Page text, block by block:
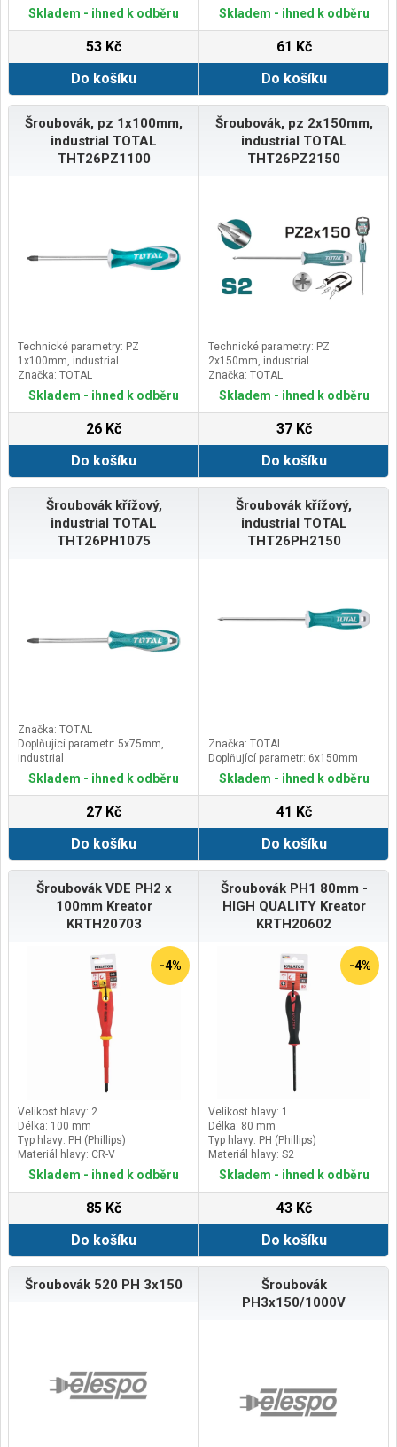
Skladem - ihned k odběru
53 Kč
Do košíku
Skladem - ihned k odběru
61 Kč
Do košíku
Šroubovák, pz 1x100mm,
industrial TOTAL
THT26PZ1100
Technické parametry: PZ
1x100mm, industrial
Značka: TOTAL
Skladem - ihned k odběru
26 Kč
Do košíku
Šroubovák, pz 2x150mm,
industrial TOTAL
THT26PZ2150
Technické parametry: PZ
2x150mm, industrial
Značka: TOTAL
Skladem - ihned k odběru
37 Kč
Do košíku
Šroubovák křížový,
industrial TOTAL
THT26PH1075
Značka: TOTAL
Doplňující parametr: 5x75mm,
industrial
Skladem - ihned k odběru
27 Kč
Do košíku
Šroubovák křížový,
industrial TOTAL
THT26PH2150
Značka: TOTAL
Doplňující parametr: 6x150mm
Skladem - ihned k odběru
41 Kč
Do košíku
Šroubovák VDE PH2 x
100mm Kreator
KRTH20703
-4%
Velikost hlavy: 2
Délka: 100 mm
Typ hlavy: PH (Phillips)
Materiál hlavy: CR-V
Skladem - ihned k odběru
85 Kč
Do košíku
Šroubovák PH1 80mm -
HIGH QUALITY Kreator
KRTH20602
-4%
Velikost hlavy: 1
Délka: 80 mm
Typ hlavy: PH (Phillips)
Materiál hlavy: S2
Skladem - ihned k odběru
43 Kč
Do košíku
Šroubovák 520 PH 3x150
Šroubovák
PH3x150/1000V